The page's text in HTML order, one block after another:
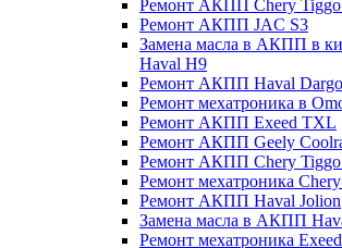
Ремонт АКПП Chery Tiggo
Ремонт АКПП JAC S3
Замена масла в АКПП в
Haval H9
Ремонт АКПП Haval
Ремонт мехатроника в
Ремонт АКПП Exeed TXL
Ремонт АКПП Geely
Ремонт АКПП Chery
Ремонт мехатроника
Ремонт АКПП Haval Jolion
Замена масла в АКПП
Ремонт мехатроника